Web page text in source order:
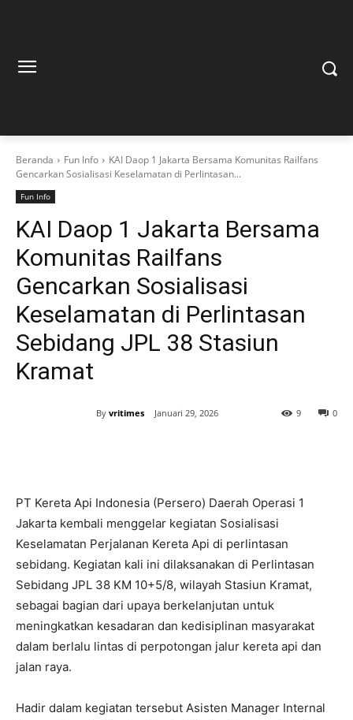
Beranda Fun Info
KAI Daop 1 Jakarta Bersama Komunitas Railfans
Gencarkan Sosialisasi Keselamatan di Perlintasan...
Fun Info
KAI Daop 1 Jakarta Bersama
Komunitas Railfans
Gencarkan Sosialisasi
Keselamatan di Perlintasan
Sebidang JPL 38 Stasiun
Kramat
By vritimes Januari 29, 2026 0
9
PT Kereta Api Indonesia (Persero) Daerah Operasi 1
Jakarta kembali menggelar kegiatan Sosialisasi
Keselamatan Perjalanan Kereta Api di perlintasan
sebidang. Kegiatan kali ini dilaksanakan di Perlintasan
Sebidang JPL 38 KM 10+5/8, wilayah Stasiun Kramat,
sebagai bagian dari upaya berkelanjutan untuk
meningkatkan kesadaran dan kedisiplinan masyarakat
dalam berlalu lintas di perpotongan jalur kereta api dan
jalan raya.
Hadir dalam kegiatan tersebut Asisten Manager Internal